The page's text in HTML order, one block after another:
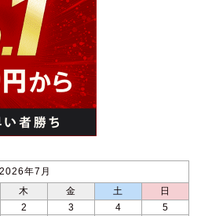
2026年7月
木 金 土
日
2 3 4
5